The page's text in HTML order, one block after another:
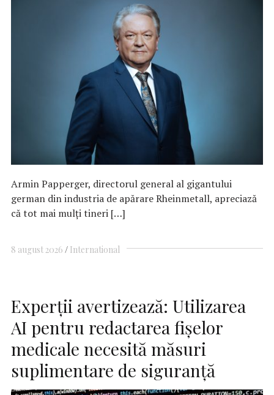
Armin Papperger, directorul general al gigantului
german din industria de apărare Rheinmetall, apreciază
că tot mai mulți tineri […]
8 august 2026 International
Experții avertizează: Utilizarea
AI pentru redactarea fișelor
medicale necesită măsuri
suplimentare de siguranță